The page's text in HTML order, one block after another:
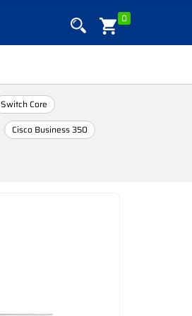
0
Switch Core
Cisco Business 350